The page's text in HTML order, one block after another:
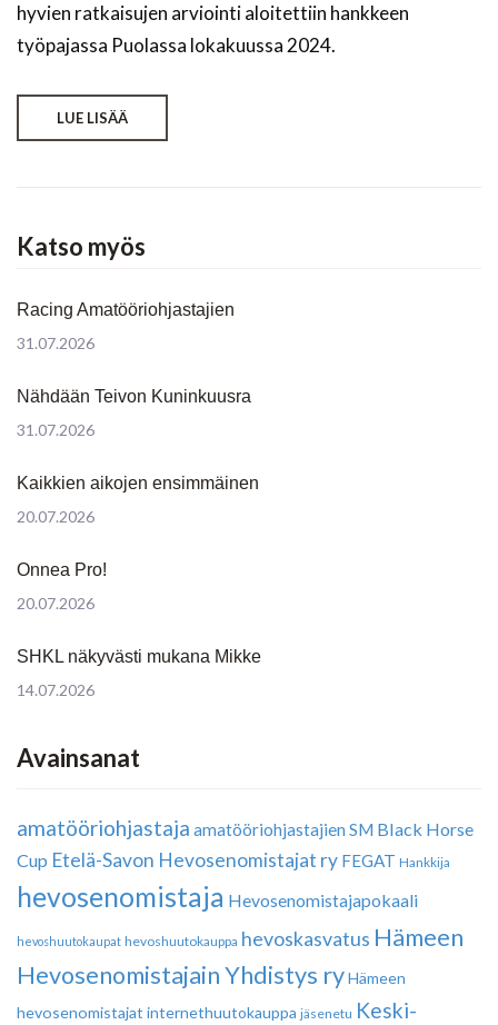
hyvien ratkaisujen arviointi aloitettiin hankkeen
työpajassa Puolassa lokakuussa 2024.
LUE LISÄÄ
Katso myös
Racing Amatööriohjastajien
31.07.2026
Nähdään Teivon Kuninkuusra
31.07.2026
Kaikkien aikojen ensimmäinen
20.07.2026
Onnea Pro!
20.07.2026
SHKL näkyvästi mukana Mikke
14.07.2026
Avainsanat
amatööriohjastaja amatööriohjastajien SM Black Horse
Cup Etelä-Savon Hevosenomistajat ry FEGAT Hankkija
hevosenomistaja Hevosenomistajapokaali
hevoshuutokaupat hevoshuutokauppa hevoskasvatus Hämeen
Hevosenomistajain Yhdistys ryHämeen
hevosenomistajat internethuutokauppa jäsenetu Keski-